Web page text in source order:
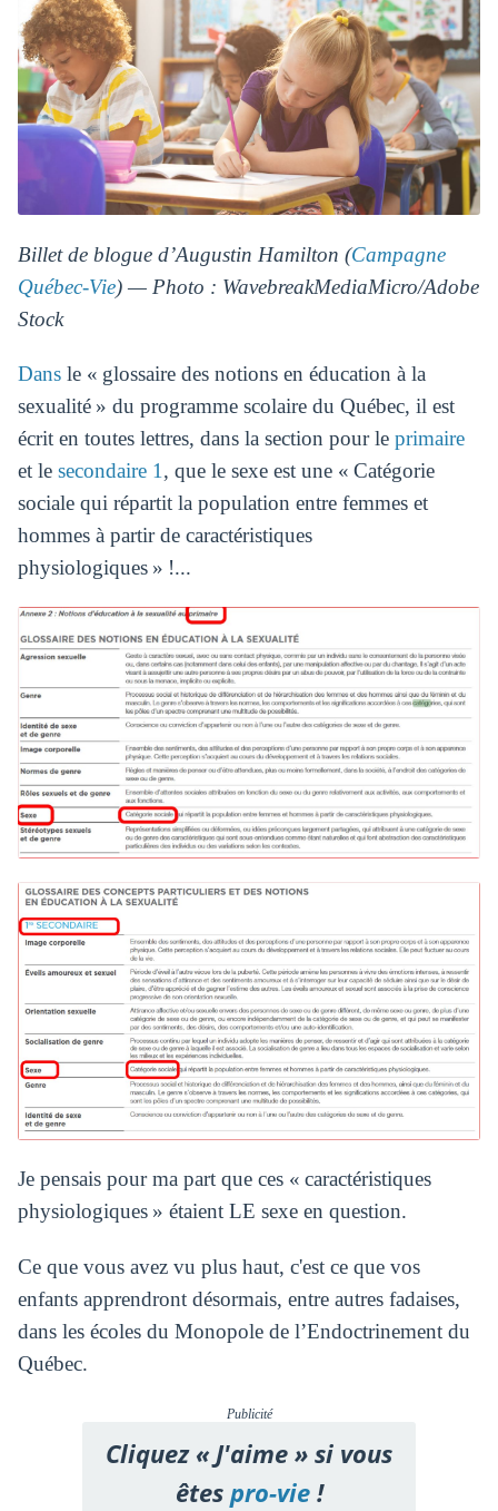
Billet de blogue d’Augustin Hamilton (Campagne
Québec-Vie) — Photo : WavebreakMediaMicro/Adobe
Stock
Dansle « glossaire des notions en éducation à la
sexualité » du programme scolaire du Québec, il est
écrit en toutes lettres, dans la section pour le primaire
et le secondaire 1, que le sexe est une « Catégorie
sociale qui répartit la population entre femmes et
hommes à partir de caractéristiques
physiologiques » !...
Je pensais pour ma part que ces « caractéristiques
physiologiques » étaient LE sexe en question.
Ce que vous avez vu plus haut, c'est ce que vos
enfants apprendront désormais, entre autres fadaises,
dans les écoles du Monopole de l’Endoctrinement du
Québec.
Publicité
Cliquez « J'aime » si vous
êtespro-vie!